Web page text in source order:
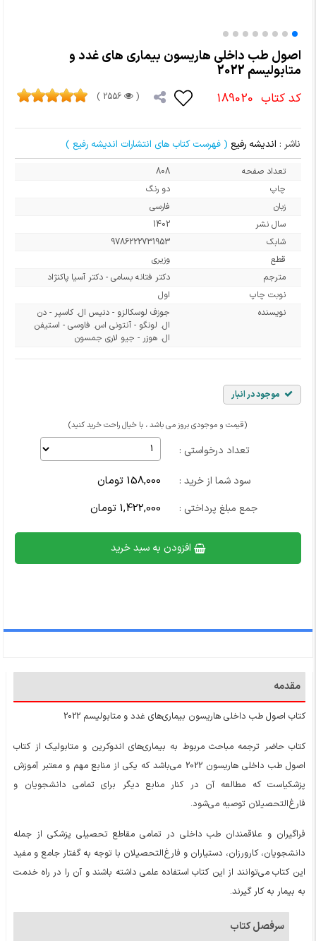
اصول طب داخلی هاریسون بیماری های غدد و
متابولیسم 2022
کد کتاب 189020
(
2556 )
ناشر : اندیشه رفیع ( فهرست کتاب های انتشارات اندیشه رفیع )
تعداد صفحه
808
چاپ
دو رنگ
زبان
فارسی
سال نشر
1402
شابک
9786222731953
قطع
وزیری
مترجم
دکتر فتانه بسامی - دکتر آسیا پاکنژاد
نوبت چاپ
اول
نویسنده
جوزف لوسکالزو - دنیس ال. کاسپر - دن
ال. لونگو - آنتونی اس. فاوسی - استیفن
ال. هوزر - جیو لاری جمسون
موجود در انبار
(قیمت و موجودی بروز می باشد ، با خیال راحت خرید کنید)
تعداد درخواستی :
سود شما از خرید : 158,000 تومان
جمع مبلغ پرداختی : 1,422,000 تومان
افزودن به سبد خرید
مقدمه
کتاب اصول طب داخلی هاریسون بیماری‌های غدد و متابولیسم 2022
کتاب حاضر ترجمه مباحث مربوط به بیماری‌های اندوکرین و متابولیک از کتاب
اصول طب داخلی هاریسون 2022 می‌باشد که یکی از منابع مهم و معتبر آموزش
پزشکیاست که مطالعه آن در کنار منابع دیگر برای تمامی دانشجویان و
فارغ‌التحصیلان توصیه می‌شود.
فراگیران و علاقمندان طب داخلی در تمامی مقاطع تحصیلی پزشکی از جمله
دانشجویان، کارورزان، دستیاران و فارغ‌التحصیلان با توجه به گفتار جامع و مفید
این کتاب می‌توانند از این کتاب استفاده علمی داشته باشند و آن را در راه خدمت
به بیمار به کار گیرند.
سرفصل کتاب